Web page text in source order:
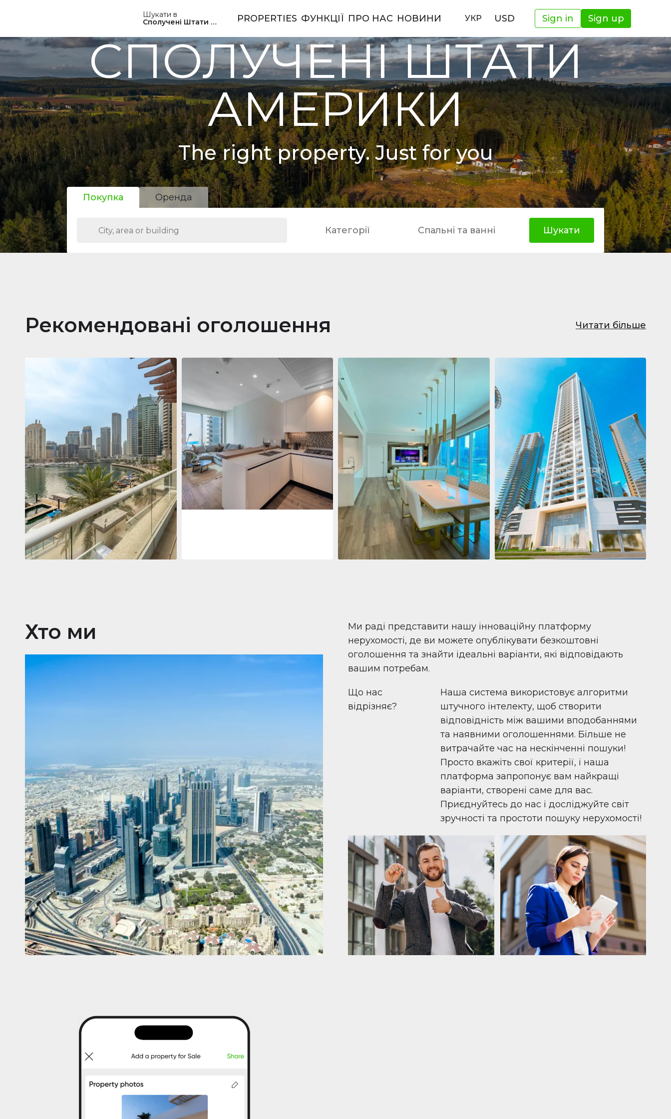
Шукати в
Сполучені Штати АмерикиPROPERTIES ФУНКЦІЇ ПРО НАС НОВИНИ УКР USD Sign in Sign up
СПОЛУЧЕНІ ШТАТИ
АМЕРИКИ
The right property. Just for you
Покупка Оренда
Категорії Спальні та ванні Шукати
Рекомендовані оголошення Читати більше
Квартира2 861 035 $
Beauport Tower
Beauport Tower, Marina Promenade,
Dubai Marina, Dubai
34392 м²
Квартира688 011 $
Jumeirah Living Marina Gate
Jumeirah Living Marina Gate, Marina
Gate, Dubai Marina, Dubai
12 73 м² Квартира 708 447 $
Beauport Tower
Beauport Tower, Marina Promenade,
Dubai Marina, Dubai
96 м²
Квартира681 199 $
Pelagos by IGO
Pelagos by IGO, Dubai Marina, Dubai
1271 м²
Хто ми
Ми раді представити нашу інноваційну платформу
нерухомості, де ви можете опублікувати безкоштовні
оголошення та знайти ідеальні варіанти, які відповідають
вашим потребам.
Що нас
відрізняє?
Наша система використовує алгоритми
штучного інтелекту, щоб створити
відповідність між вашими вподобаннями
та наявними оголошеннями. Більше не
витрачайте час на нескінченні пошуки!
Просто вкажіть свої критерії, і наша
платформа запропонує вам найкращі
варіанти, створені саме для вас.
Приєднуйтесь до нас і досліджуйте світ
зручності та простоти пошуку нерухомості!